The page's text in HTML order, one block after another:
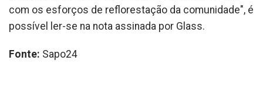
com os esforços de reflorestação da comunidade", é
possível ler-se na nota assinada por Glass.
Fonte: Sapo24